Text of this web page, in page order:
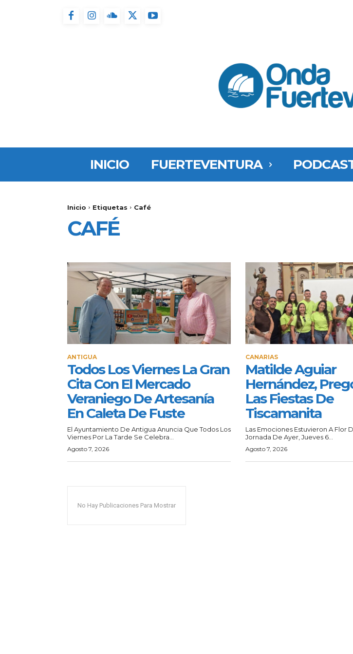
INICIO FUERTEVENTURA
Inicio Etiquetas Café
CAFÉ
ANTIGUA
Todos Los Viernes La Gran
Cita Con El Mercado
Veraniego De Artesanía
En Caleta De Fuste
El Ayuntamiento De Antigua Anuncia Que Todos Los
Viernes Por La Tarde Se Celebra...
Agosto 7, 2026
CANARIAS
Matilde Aguiar
Hernández,
Las Fiestas De
Tiscamanita
Las Emociones Estuvieron A Flor
Jornada De Ayer, Jueves 6...
Agosto 7, 2026
No Hay Publicaciones Para Mostrar